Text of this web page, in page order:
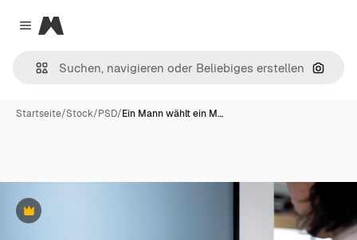
Close menu
Magnific
Nach
Startseite/Stock/PSD/Ein Mann wählt ein M…
Premium